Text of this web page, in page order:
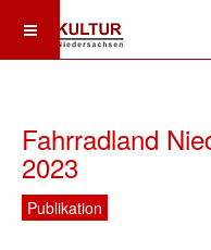
Fahrradland
2023
Publikation